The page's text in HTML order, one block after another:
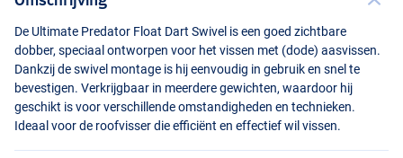
De Ultimate Predator Float Dart Swivel is een goed zichtbare
dobber, speciaal ontworpen voor het vissen met (dode) aasvissen.
Dankzij de swivel montage is hij eenvoudig in gebruik en snel te
bevestigen. Verkrijgbaar in meerdere gewichten, waardoor hij
geschikt is voor verschillende omstandigheden en technieken.
Ideaal voor de roofvisser die efficiënt en effectief wil vissen.